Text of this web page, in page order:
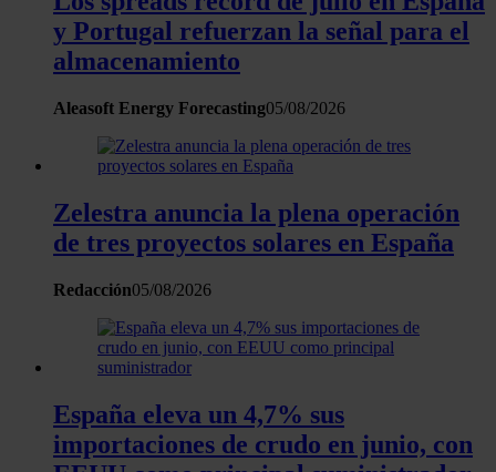
y Portugal refuerzan la señal para el
almacenamiento
Aleasoft Energy Forecasting05/08/2026
Zelestra anuncia la plena operación
de tres proyectos solares en España
Redacción05/08/2026
España eleva un 4,7% sus
importaciones de crudo en junio, con